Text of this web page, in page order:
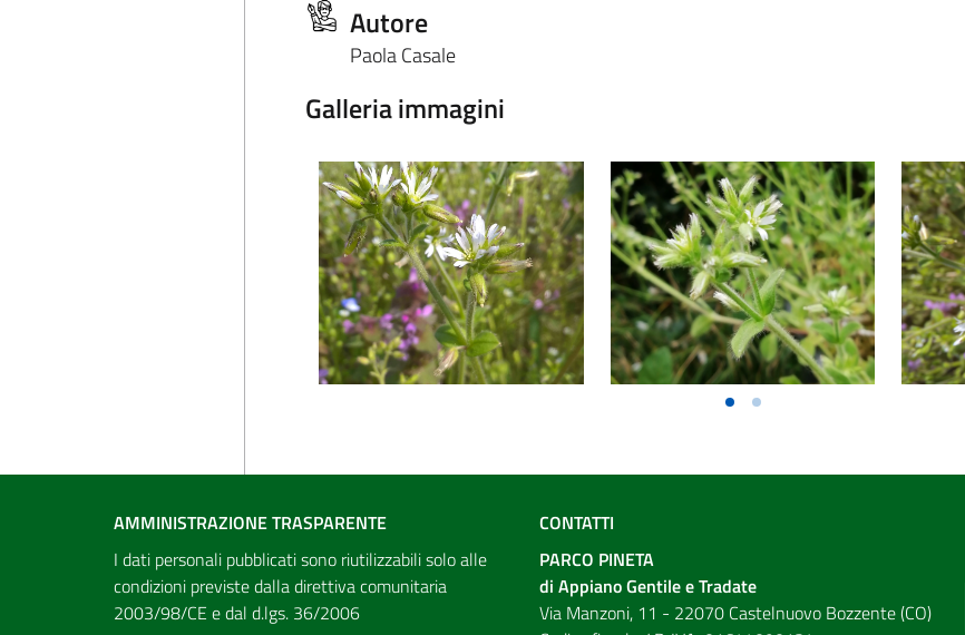
Autore
Paola Casale
Galleria immagini
AMMINISTRAZIONE TRASPARENTE
I dati personali pubblicati sono riutilizzabili solo alle
condizioni previste dalla direttiva comunitaria
2003/98/CE e dal d.lgs. 36/2006
CONTATTI
PARCO PINETA
di Appiano Gentile e Tradate
Via Manzoni, 11 - 22070 Castelnuovo Bozzente (CO)